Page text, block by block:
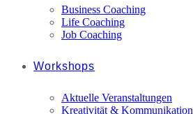
Business Coaching
Life Coaching
Job Coaching
Workshops
Aktuelle Veranstaltungen
Kreativität & Kommunikation